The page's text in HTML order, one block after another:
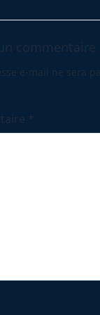
commentaire
e-mail ne sera
*